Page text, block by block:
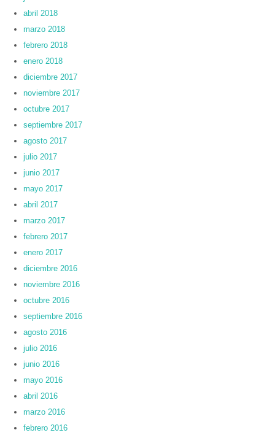
abril 2018
marzo 2018
febrero 2018
enero 2018
diciembre 2017
noviembre 2017
octubre 2017
septiembre 2017
agosto 2017
julio 2017
junio 2017
mayo 2017
abril 2017
marzo 2017
febrero 2017
enero 2017
diciembre 2016
noviembre 2016
octubre 2016
septiembre 2016
agosto 2016
julio 2016
junio 2016
mayo 2016
abril 2016
marzo 2016
febrero 2016